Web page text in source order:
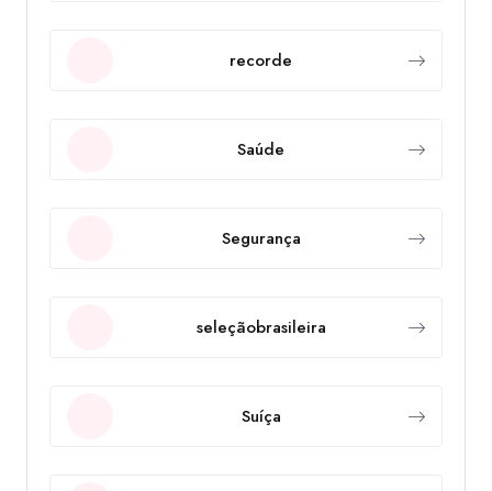
recorde
Saúde
Segurança
seleçãobrasileira
Suíça